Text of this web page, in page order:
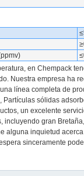
en Chempack
Nuestra empresa ha
línea completa de
sólidas
un excelente
incluyendo gran Bretaña,
alguna inquietud
sinceramente